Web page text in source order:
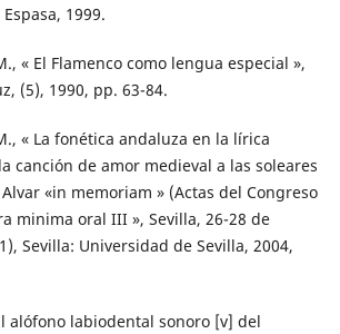
1999.
« El Flamenco como lengua especial »,
(5), 1990, pp. 63-84.
« La fonética andaluza en la lírica
canción de amor medieval a las soleares
«in memoriam » (Actas del Congreso
minima oral III », Sevilla, 26-28 de
Sevilla: Universidad de Sevilla, 2004,
alófono labiodental sonoro [v] del